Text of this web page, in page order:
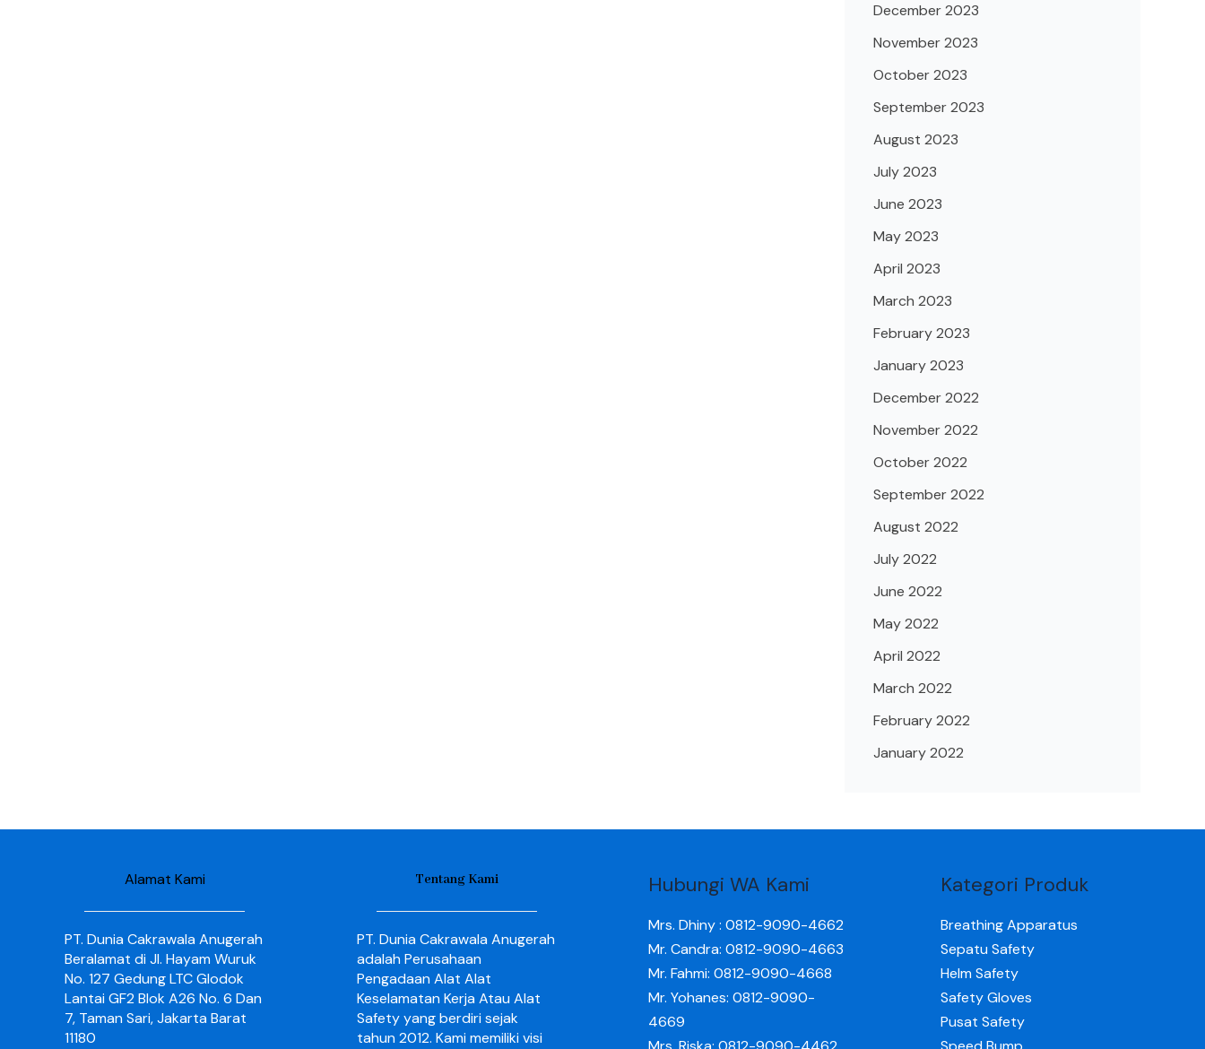
December 2023
November 2023
October 2023
September 2023
August 2023
July 2023
June 2023
May 2023
April 2023
March 2023
February 2023
January 2023
December 2022
November 2022
October 2022
September 2022
August 2022
July 2022
June 2022
May 2022
April 2022
March 2022
February 2022
January 2022
Alamat Kami
PT. Dunia Cakrawala Anugerah
Beralamat di Jl. Hayam Wuruk
No. 127 Gedung LTC Glodok
Lantai GF2 Blok A26 No. 6 Dan
7, Taman Sari, Jakarta Barat
11180
Tentang Kami
PT. Dunia Cakrawala Anugerah
adalah Perusahaan
Pengadaan Alat Alat
Keselamatan Kerja Atau Alat
Safety yang berdiri sejak
tahun 2012. Kami memiliki visi
Hubungi WA Kami
Mrs. Dhiny : 0812-9090-4662
Mr. Candra: 0812-9090-4663
Mr. Fahmi: 0812-9090-4668
Mr. Yohanes: 0812-9090-
4669
Kategori Produk
Breathing Apparatus
Sepatu Safety
Helm Safety
Safety Gloves
Pusat Safety